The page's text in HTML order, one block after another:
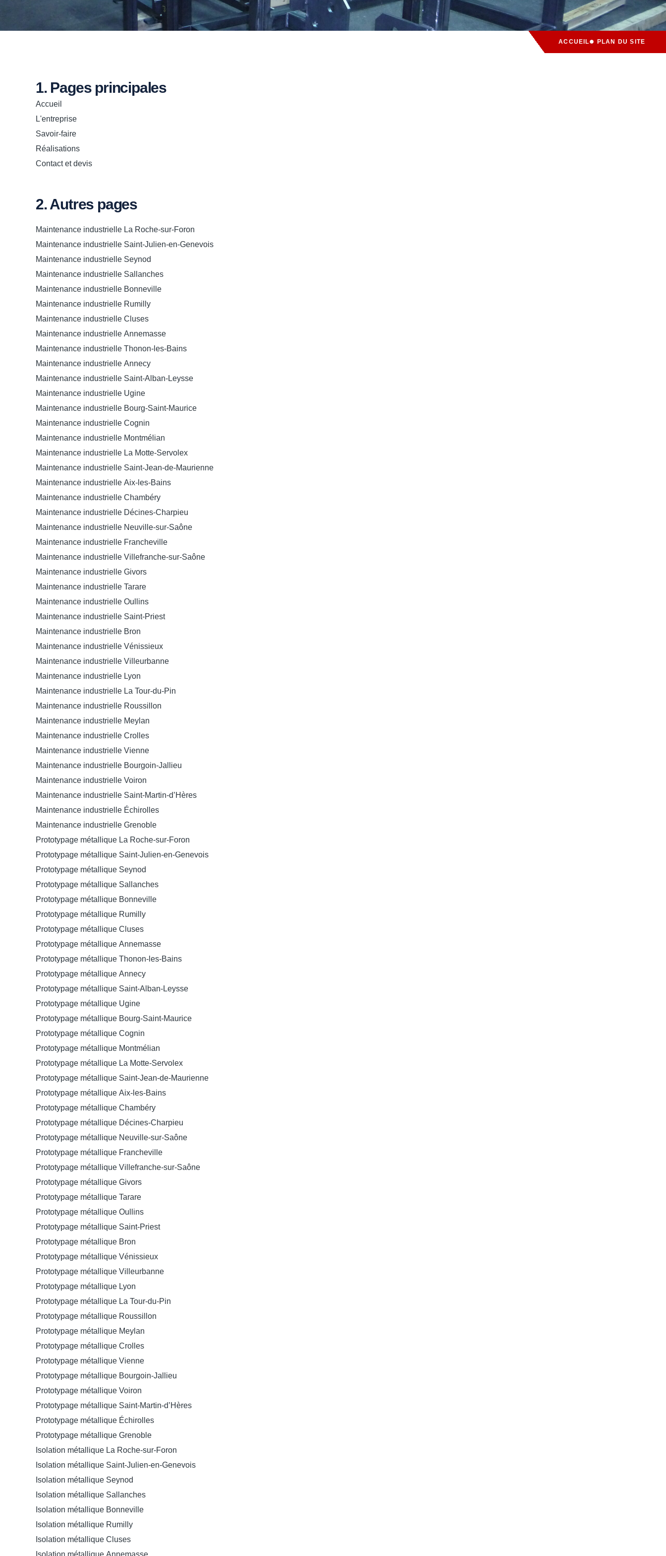
ACCUEIL PLAN DU SITE
1. Pages principales
Accueil
L'entreprise
Savoir-faire
Réalisations
Contact et devis
2. Autres pages
Maintenance industrielle La Roche-sur-Foron
Maintenance industrielle Saint-Julien-en-Genevois
Maintenance industrielle Seynod
Maintenance industrielle Sallanches
Maintenance industrielle Bonneville
Maintenance industrielle Rumilly
Maintenance industrielle Cluses
Maintenance industrielle Annemasse
Maintenance industrielle Thonon-les-Bains
Maintenance industrielle Annecy
Maintenance industrielle Saint-Alban-Leysse
Maintenance industrielle Ugine
Maintenance industrielle Bourg-Saint-Maurice
Maintenance industrielle Cognin
Maintenance industrielle Montmélian
Maintenance industrielle La Motte-Servolex
Maintenance industrielle Saint-Jean-de-Maurienne
Maintenance industrielle Aix-les-Bains
Maintenance industrielle Chambéry
Maintenance industrielle Décines-Charpieu
Maintenance industrielle Neuville-sur-Saône
Maintenance industrielle Francheville
Maintenance industrielle Villefranche-sur-Saône
Maintenance industrielle Givors
Maintenance industrielle Tarare
Maintenance industrielle Oullins
Maintenance industrielle Saint-Priest
Maintenance industrielle Bron
Maintenance industrielle Vénissieux
Maintenance industrielle Villeurbanne
Maintenance industrielle Lyon
Maintenance industrielle La Tour-du-Pin
Maintenance industrielle Roussillon
Maintenance industrielle Meylan
Maintenance industrielle Crolles
Maintenance industrielle Vienne
Maintenance industrielle Bourgoin-Jallieu
Maintenance industrielle Voiron
Maintenance industrielle Saint-Martin-d’Hères
Maintenance industrielle Échirolles
Maintenance industrielle Grenoble
Prototypage métallique La Roche-sur-Foron
Prototypage métallique Saint-Julien-en-Genevois
Prototypage métallique Seynod
Prototypage métallique Sallanches
Prototypage métallique Bonneville
Prototypage métallique Rumilly
Prototypage métallique Cluses
Prototypage métallique Annemasse
Prototypage métallique Thonon-les-Bains
Prototypage métallique Annecy
Prototypage métallique Saint-Alban-Leysse
Prototypage métallique Ugine
Prototypage métallique Bourg-Saint-Maurice
Prototypage métallique Cognin
Prototypage métallique Montmélian
Prototypage métallique La Motte-Servolex
Prototypage métallique Saint-Jean-de-Maurienne
Prototypage métallique Aix-les-Bains
Prototypage métallique Chambéry
Prototypage métallique Décines-Charpieu
Prototypage métallique Neuville-sur-Saône
Prototypage métallique Francheville
Prototypage métallique Villefranche-sur-Saône
Prototypage métallique Givors
Prototypage métallique Tarare
Prototypage métallique Oullins
Prototypage métallique Saint-Priest
Prototypage métallique Bron
Prototypage métallique Vénissieux
Prototypage métallique Villeurbanne
Prototypage métallique Lyon
Prototypage métallique La Tour-du-Pin
Prototypage métallique Roussillon
Prototypage métallique Meylan
Prototypage métallique Crolles
Prototypage métallique Vienne
Prototypage métallique Bourgoin-Jallieu
Prototypage métallique Voiron
Prototypage métallique Saint-Martin-d’Hères
Prototypage métallique Échirolles
Prototypage métallique Grenoble
Isolation métallique La Roche-sur-Foron
Isolation métallique Saint-Julien-en-Genevois
Isolation métallique Seynod
Isolation métallique Sallanches
Isolation métallique Bonneville
Isolation métallique Rumilly
Isolation métallique Cluses
Isolation métallique Annemasse